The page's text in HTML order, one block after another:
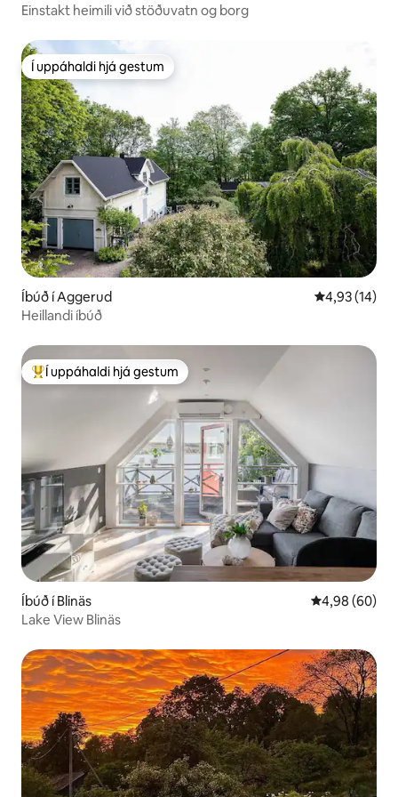
Einstakt heimili við stöðuvatn og borg
Í uppáhaldi hjá gestum
Í uppáhaldi hjá gestum
Íbúð í Aggerud 4,93 af 5 í
4,93 (14)
Heillandi íbúð
Í mestu uppáhaldi hjá gestum
Í uppáhaldi hjá gestum
Íbúð í Blinäs 4,98 af 5 í
4,98 (60)
Lake View Blinäs